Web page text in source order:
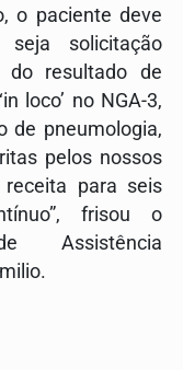
o paciente deve
seja solicitação
do resultado de
loco’ no NGA-3,
de pneumologia,
pelos nossos
para seis
frisou o
Assistência